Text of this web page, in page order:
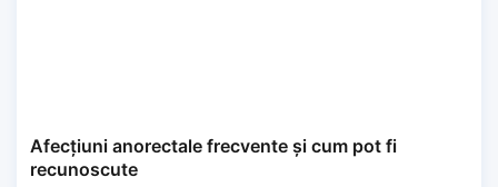
Afecțiuni anorectale frecvente și cum pot fi
recunoscute